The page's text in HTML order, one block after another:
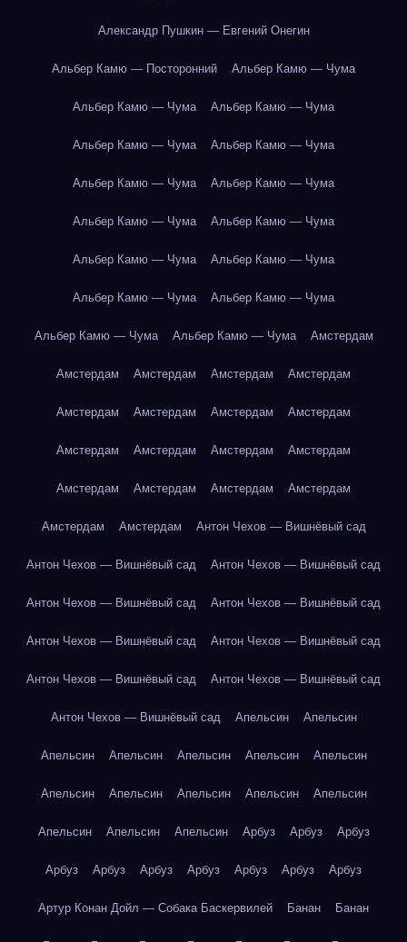
Александр Пушкин — Евгений Онегин
Альбер Камю — Посторонний Альбер Камю — Чума
Альбер Камю — Чума Альбер Камю — Чума
Альбер Камю — Чума Альбер Камю — Чума
Альбер Камю — Чума Альбер Камю — Чума
Альбер Камю — Чума Альбер Камю — Чума
Альбер Камю — Чума Альбер Камю — Чума
Альбер Камю — Чума Альбер Камю — Чума
Альбер Камю — Чума Альбер Камю — Чума Амстердам
Амстердам Амстердам Амстердам Амстердам
Амстердам Амстердам Амстердам Амстердам
Амстердам Амстердам Амстердам Амстердам
Амстердам Амстердам Амстердам Амстердам
Амстердам Амстердам Антон Чехов — Вишнёвый сад
Антон Чехов — Вишнёвый сад Антон Чехов — Вишнёвый сад
Антон Чехов — Вишнёвый сад Антон Чехов — Вишнёвый сад
Антон Чехов — Вишнёвый сад Антон Чехов — Вишнёвый сад
Антон Чехов — Вишнёвый сад Антон Чехов — Вишнёвый сад
Антон Чехов — Вишнёвый сад Апельсин Апельсин
Апельсин Апельсин Апельсин Апельсин Апельсин
Апельсин Апельсин Апельсин Апельсин Апельсин
Апельсин Апельсин Апельсин Арбуз Арбуз Арбуз
Арбуз Арбуз Арбуз Арбуз Арбуз Арбуз Арбуз
Артур Конан Дойл — Собака Баскервилей Банан Банан